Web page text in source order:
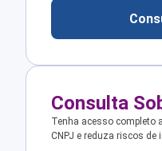
Consulta
Tenha acesso completo
CNPJ e reduza riscos de